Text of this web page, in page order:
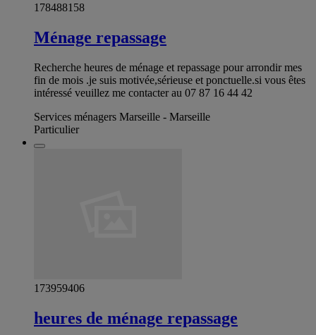
178488158
Ménage repassage
Recherche heures de ménage et repassage pour arrondir mes
fin de mois .je suis motivée,sérieuse et ponctuelle.si vous êtes
intéressé veuillez me contacter au 07 87 16 44 42
Services ménagers Marseille - Marseille
Particulier
173959406
heures de ménage repassage